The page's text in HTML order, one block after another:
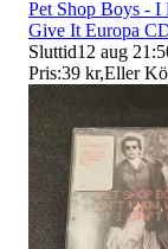
Pet Shop Boys -
Give It Europa
Sluttid12 aug
Pris:39 kr,Eller